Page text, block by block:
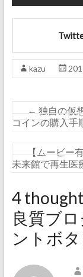
kazu
← 独自の仮
コインの購入手
【ムービー
未来館で再生医
4
良質ブ
ントボ